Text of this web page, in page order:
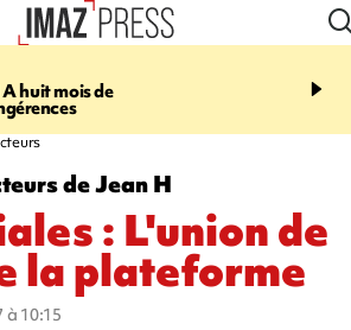
A huit mois de
14:51
Rivière triple champion
de Jean H
: L'union de
la plateforme
à 10:15